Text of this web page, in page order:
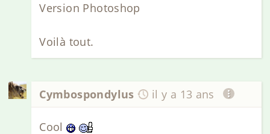
Version Photoshop
Voilà tout.
Cymbospondylus il y a 13 ans
Cool